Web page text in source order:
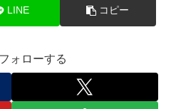
LINE コピー
ォローする